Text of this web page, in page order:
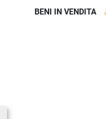
BENI IN VENDITA